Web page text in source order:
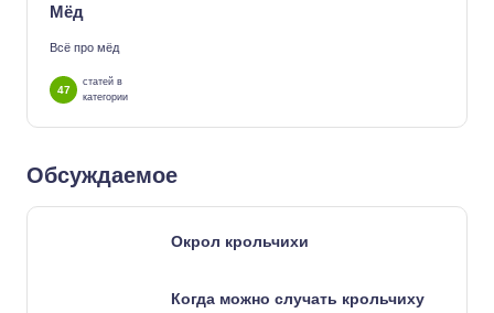
Мёд
Всё про мёд
47
статей в
категории
Обсуждаемое
Окрол крольчихи
Когда можно случать крольчиху